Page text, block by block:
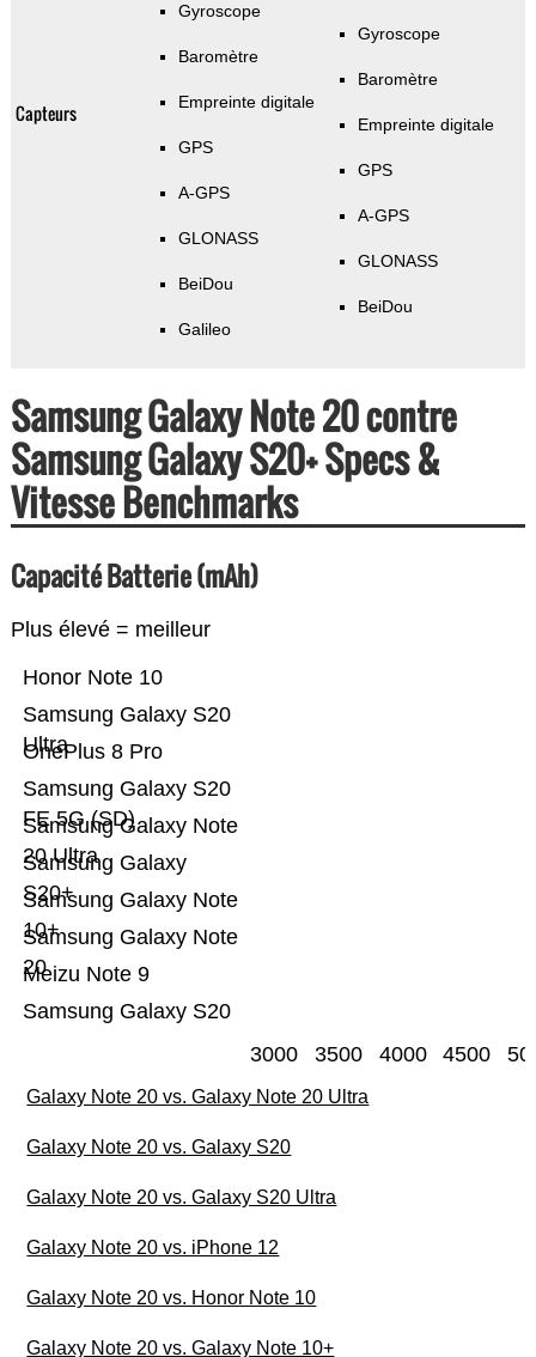
Capteurs
Gyroscope
Baromètre
Empreinte digitale
GPS
A-GPS
GLONASS
BeiDou
Galileo
Gyroscope
Baromètre
Empreinte digitale
GPS
A-GPS
GLONASS
BeiDou
Samsung Galaxy Note 20 contre
Samsung Galaxy S20+ Specs &
Vitesse Benchmarks
Capacité Batterie (mAh)
Plus élevé = meilleur
Samsung Galaxy S20
Meizu Note 9
Samsung Galaxy Note
20
Samsung Galaxy Note
10+
Samsung Galaxy
S20+
Samsung Galaxy Note
20 Ultra
Samsung Galaxy S20
FE 5G (SD)
OnePlus 8 Pro
Samsung Galaxy S20
Ultra
Honor Note 10
3000 3500 4000 4500
Galaxy Note 20 vs. Galaxy Note 20 Ultra
Galaxy Note 20 vs. Galaxy S20
Galaxy Note 20 vs. Galaxy S20 Ultra
Galaxy Note 20 vs. iPhone 12
Galaxy Note 20 vs. Honor Note 10
Galaxy Note 20 vs. Galaxy Note 10+